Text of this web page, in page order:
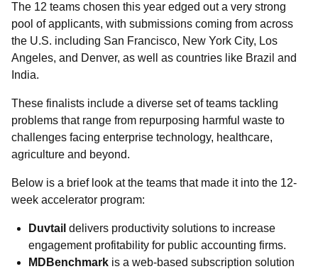
The 12 teams chosen this year edged out a very strong
pool of applicants, with submissions coming from across
the U.S. including San Francisco, New York City, Los
Angeles, and Denver, as well as countries like Brazil and
India.
These finalists include a diverse set of teams tackling
problems that range from repurposing harmful waste to
challenges facing enterprise technology, healthcare,
agriculture and beyond.
Below is a brief look at the teams that made it into the 12-
week accelerator program:
Duvtail delivers productivity solutions to increase
engagement profitability for public accounting firms.
MDBenchmark is a web-based subscription solution